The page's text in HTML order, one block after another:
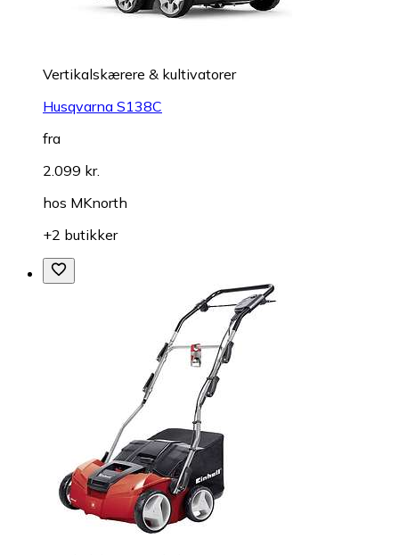
Vertikalskærere & kultivatorer
Husqvarna S138C
fra
2.099 kr.
hos MKnorth
+2 butikker